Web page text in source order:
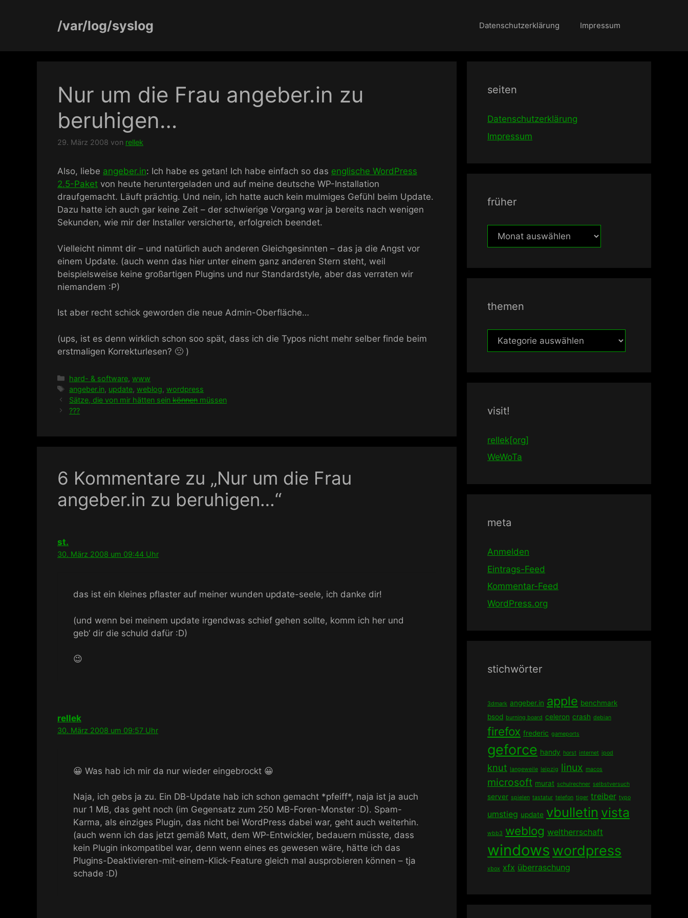
/var/log/syslog Datenschutzerklärung Impressum
Nur um die Frau angeber.in zu
beruhigen…
29. März 2008 von rellek
Also, liebe angeber.in: Ich habe es getan! Ich habe einfach so das englische WordPress
2.5-Paket von heute heruntergeladen und auf meine deutsche WP-Installation
draufgemacht. Läuft prächtig. Und nein, ich hatte auch kein mulmiges Gefühl beim Update.
Dazu hatte ich auch gar keine Zeit – der schwierige Vorgang war ja bereits nach wenigen
Sekunden, wie mir der Installer versicherte, erfolgreich beendet.
Vielleicht nimmt dir – und natürlich auch anderen Gleichgesinnten – das ja die Angst vor
einem Update. (auch wenn das hier unter einem ganz anderen Stern steht, weil
beispielsweise keine großartigen Plugins und nur Standardstyle, aber das verraten wir
niemandem :P)
Ist aber recht schick geworden die neue Admin-Oberfläche…
(ups, ist es denn wirklich schon soo spät, dass ich die Typos nicht mehr selber finde beim
erstmaligen Korrekturlesen? 🙁 )
Kategorien
hard- & software,www
Schlagwörter
angeber.in, update,weblog,wordpress
Sätze, die von mir hätten seinkönnen müssen
???
6 Kommentare zu „Nur um die Frau
angeber.in zu beruhigen…“
st.
30. März 2008 um 09:44 Uhr
das ist ein kleines pflaster auf meiner wunden update-seele, ich danke dir!
(und wenn bei meinem update irgendwas schief gehen sollte, komm ich her und
geb‘ dir die schuld dafür :D)
😉
rellek
30. März 2008 um 09:57 Uhr
😀 Was hab ich mir da nur wieder eingebrockt 😀
Naja, ich gebs ja zu. Ein DB-Update hab ich schon gemacht *pfeiff*, naja ist ja auch
nur 1 MB, das geht noch (im Gegensatz zum 250 MB-Foren-Monster :D). Spam-
Karma, als einziges Plugin, das nicht bei WordPress dabei war, geht auch weiterhin.
(auch wenn ich das jetzt gemäß Matt, dem WP-Entwickler, bedauern müsste, dass
kein Plugin inkompatibel war, denn wenn eines es gewesen wäre, hätte ich das
Plugins-Deaktivieren-mit-einem-Klick-Feature gleich mal ausprobieren können – tja
schade :D)
seiten
Datenschutzerklärung
Impressum
früher
früher
themen
themen
visit!
rellek[org]
WeWoTa
meta
Anmelden
Eintrags-Feed
Kommentar-Feed
WordPress.org
stichwörter
3dmark angeber.in apple benchmark
bsod burning board celeron crash debian
firefox frederic gameports
geforce handy horst internet ipod
knut langeweile leipzig linux macos
microsoft murat schulrechner selbstversuch
server spielen tastatur telefon tiger treiber typo
umstieg update vbulletin vista
wbb3 weblog weltherrschaft
windows wordpress
xbox xfx überraschung